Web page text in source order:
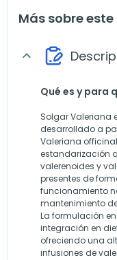
Más sobre
expand_more
Qué es y para
Solgar Valeriana
desarrollado a
Valeriana
estandarización
valerenoides y
presentes de
funcionamiento
mantenimiento
La formulación
integración en
ofreciendo una
infusiones de